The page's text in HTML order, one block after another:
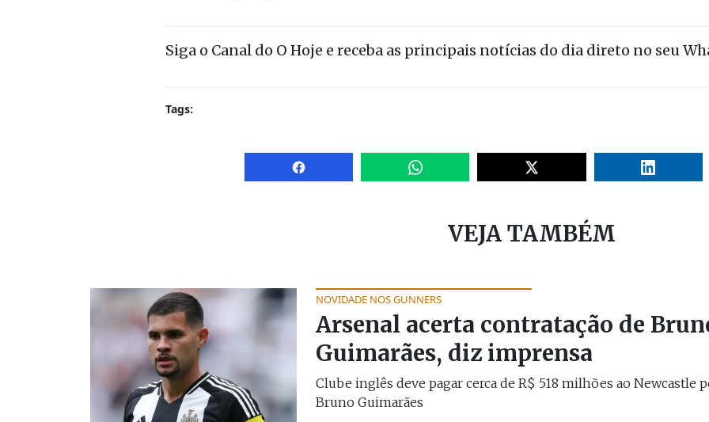
Siga o Canal do O Hoje e receba as principais notícias do dia direto no seu
Tags:
VEJA TAMBÉM
NOVIDADE NOS GUNNERS
Arsenal acerta contratação de
Guimarães, diz imprensa
Clube inglês deve pagar cerca de R$ 518 milhões ao Newcastle
Bruno Guimarães